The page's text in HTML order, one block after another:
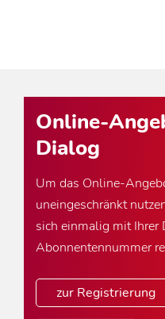
Online-
Dialog
Um das Online-
uneingeschränkt
sich einmalig mit
Abonnentennummer
zur Registrierung